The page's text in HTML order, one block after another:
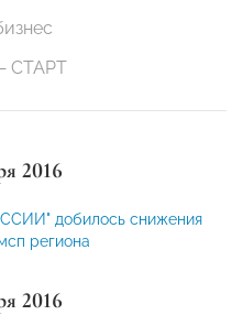
СТАРТ
2016
добилось снижения
региона
2016